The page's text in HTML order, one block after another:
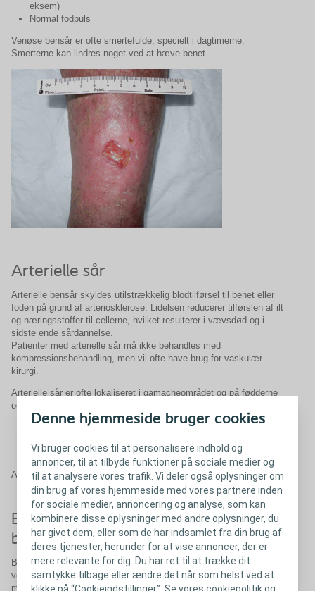
Denne hjemmeside bruger cookies
Vi bruger cookies til at personalisere indhold og
annoncer, til at tilbyde funktioner på sociale medier og
til at analysere vores trafik. Vi deler også oplysninger om
din brug af vores hjemmeside med vores partnere inden
for sociale medier, annoncering og analyse, som kan
kombinere disse oplysninger med andre oplysninger, du
har givet dem, eller som de har indsamlet fra din brug af
deres tjenester, herunder for at vise annoncer, der er
mere relevante for dig. Du har ret til at trække dit
samtykke tilbage eller ændre det når som helst ved at
eksem)
Normal fodpuls
Venøse bensår er ofte smertefulde, specielt i dagtimerne.
Smerterne kan lindres noget ved at hæve benet.
Arterielle sår
Arterielle bensår skyldes utilstrækkelig blodtilførsel til benet eller
foden på grund af arteriosklerose. Lidelsen reducerer tilførslen af ilt
og næringsstoffer til cellerne, hvilket resulterer i vævsdød og i
sidste ende sårdannelse.
Patienter med arterielle sår må ikke behandles med
kompressionsbehandling, men vil ofte have brug for vaskulær
kirurgi.
Arterielle sår er ofte lokaliseret i gamacheområdet og på fødderne
og er karakteriserede ved:
Regelmæssig form
Svag fodpuls
Arterielle sår kan være meget smertefulde, især når man hviler sig.
En blanding af venøse og arterielle
bensår
Blandede venøse og arterielle bensår er sår, der skyldes både
venøs og arteriel sygdom. De fleste patienter, som diagnosticeres
med blandede venøse sår, har sår af venøs oprindelse og udvikler